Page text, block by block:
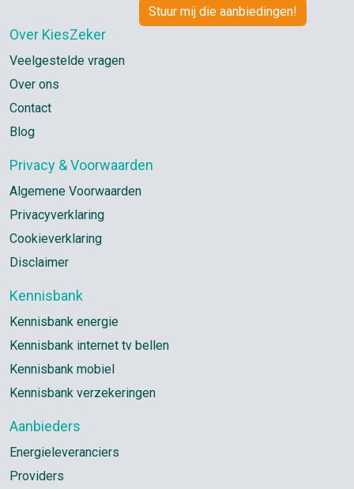
Over KiesZeker
Veelgestelde vragen
Over ons
Contact
Blog
Privacy & Voorwaarden
Algemene Voorwaarden
Privacyverklaring
Cookieverklaring
Disclaimer
Kennisbank
Kennisbank energie
Kennisbank internet tv bellen
Kennisbank mobiel
Kennisbank verzekeringen
Aanbieders
Energieleveranciers
Providers